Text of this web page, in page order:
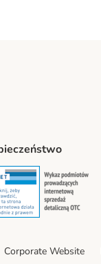
Security
Corporate Website